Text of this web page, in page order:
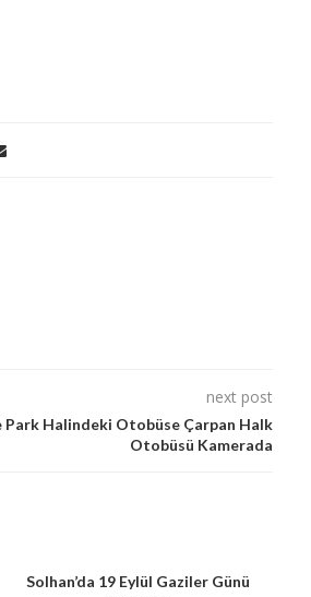
next post
Park Halindeki Otobüse Çarpan Halk
Otobüsü Kamerada
Solhan’da 19 Eylül Gaziler Günü